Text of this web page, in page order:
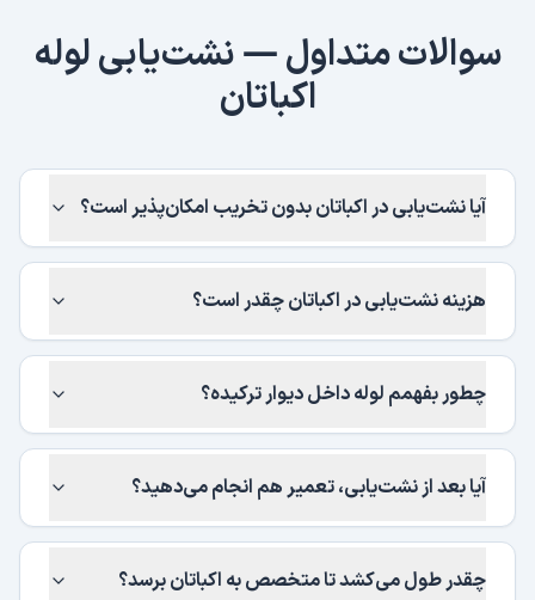
سوالات متداول —نشت‌یابی لوله
اکباتان
آیا نشت‌یابی در اکباتان بدون تخریب امکان‌پذیر است؟
هزینه نشت‌یابی در اکباتان چقدر است؟
چطور بفهمم لوله داخل دیوار ترکیده؟
آیا بعد از نشت‌یابی، تعمیر هم انجام می‌دهید؟
چقدر طول می‌کشد تا متخصص به اکباتان برسد؟